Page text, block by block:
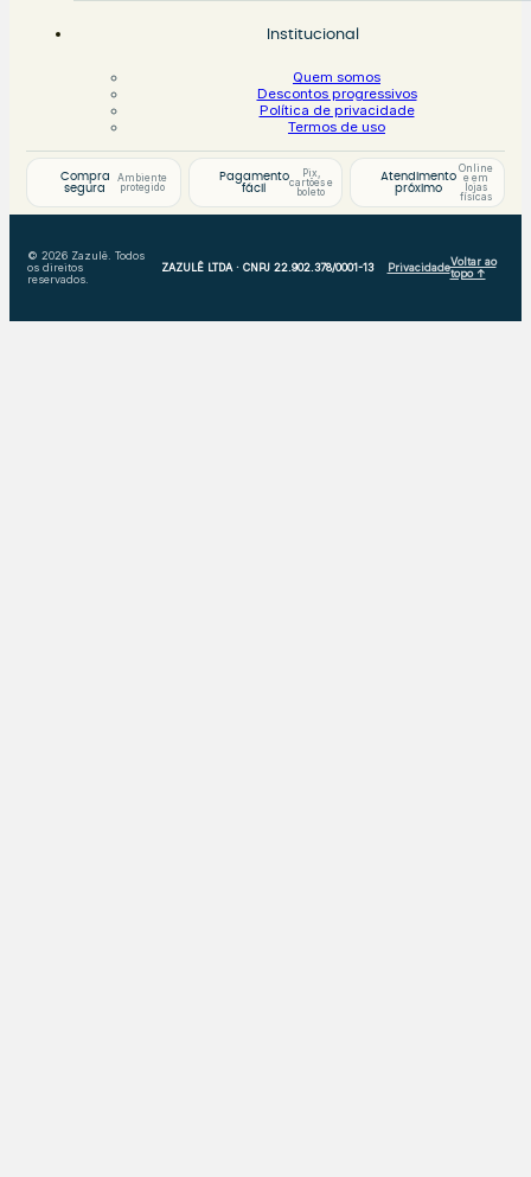
Institucional
Quem somos
Descontos progressivos
Política de privacidade
Termos de uso
Compra
segura
Ambiente
protegido
Pagamento
fácil
Pix,
cartões e
boleto
Atendimento
próximo
Online
e em
lojas
físicas
© 2026 Zazulê. Todos
os direitos
reservados.
ZAZULÊ LTDA · CNPJ 22.902.378/0001-13 PrivacidadeVoltar ao
topo ↑